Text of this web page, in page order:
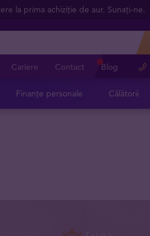
la prima achiziție de aur. Sunați-ne.
Cariere Contact Blog
Finanțe personale Călătorii